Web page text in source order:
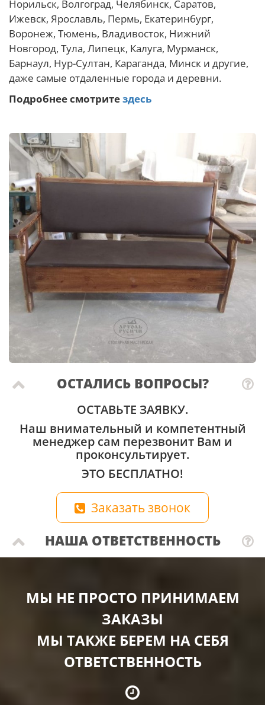
Норильск, Волгоград, Челябинск, Саратов,
Ижевск, Ярославль, Пермь, Екатеринбург,
Воронеж, Тюмень, Владивосток, Нижний
Новгород, Тула, Липецк, Калуга, Мурманск,
Барнаул, Нур-Султан, Караганда, Минск и другие,
даже самые отдаленные города и деревни.
Подробнее смотритездесь
ОСТАЛИСЬ ВОПРОСЫ?
ОСТАВЬТЕ ЗАЯВКУ.
Наш внимательный и компетентный
менеджер сам перезвонит Вам и
проконсультирует.
ЭТО БЕСПЛАТНО!
Заказать звонок
НАША ОТВЕТСТВЕННОСТЬ
МЫ НЕ ПРОСТО ПРИНИМАЕМ
ЗАКАЗЫ
МЫ ТАКЖЕ БЕРЕМ НА СЕБЯ
ОТВЕТСТВЕННОСТЬ